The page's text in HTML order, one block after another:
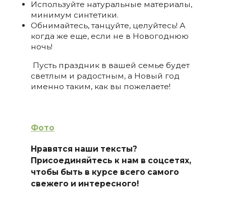
Используйте натуральные материалы,
минимум синтетики.
Обнимайтесь, танцуйте, целуйтесь! А
когда же еще, если не в Новогоднюю
ночь!
Пусть праздник в вашей семье будет
светлым и радостным, а Новый год
именно таким, как вы пожелаете!
Фото
Нравятся наши тексты?
Присоединяйтесь к нам в соцсетях,
чтобы быть в курсе всего самого
свежего и интересного!